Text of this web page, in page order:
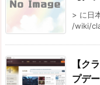
> に日
/wiki/
【ク
プデ